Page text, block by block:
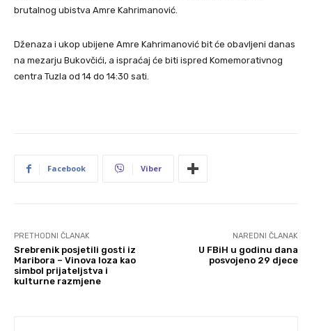
brutalnog ubistva Amre Kahrimanović.
Dženaza i ukop ubijene Amre Kahrimanović bit će obavljeni danas
na mezarju Bukovčići, a ispraćaj će biti ispred Komemorativnog
centra Tuzla od 14 do 14:30 sati.
Facebook Viber
PRETHODNI ČLANAK
Srebrenik posjetili gosti iz
Maribora – Vinova loza kao
simbol prijateljstva i
kulturne razmjene
NAREDNI ČLANAK
U FBiH u godinu dana
posvojeno 29 djece